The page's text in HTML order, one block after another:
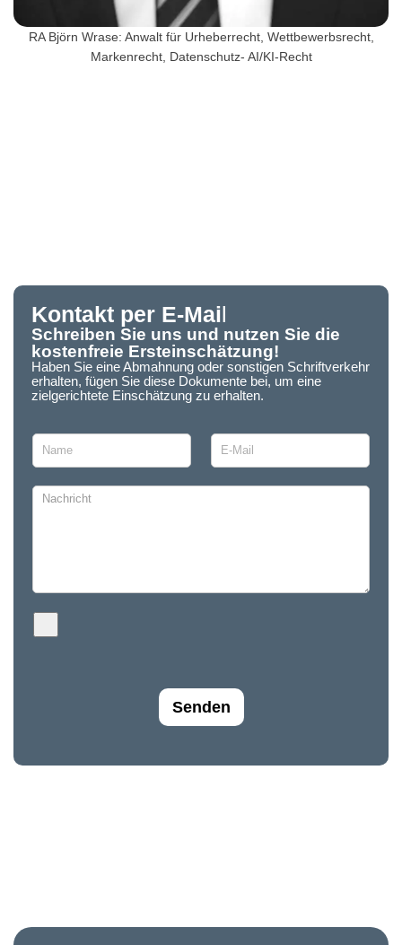
RA Björn Wrase: Anwalt für Urheberrecht, Wettbewerbsrecht,
Markenrecht, Datenschutz- AI/KI-Recht
Kontakt per E-Mail
Schreiben Sie uns und nutzen Sie die
kostenfreie Ersteinschätzung!
Haben Sie eine Abmahnung oder sonstigen Schriftverkehr
erhalten, fügen Sie diese Dokumente bei, um eine
zielgerichtete Einschätzung zu erhalten.
Senden